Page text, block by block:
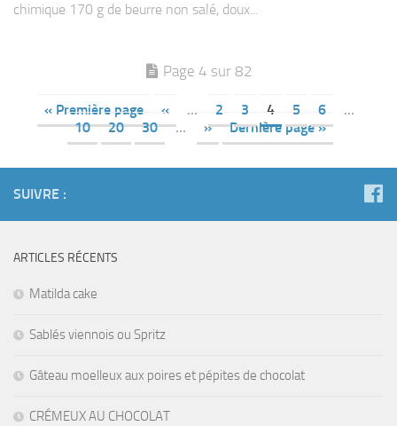
chimique 170 g de beurre non salé, doux...
Page 4 sur 82
« Première page « … 2 3 4 5 6
…
10
20 30 … » Dernière page »
SUIVRE :
ARTICLES RÉCENTS
Matilda cake
Sablés viennois ou Spritz
Gâteau moelleux aux poires et pépites de chocolat
CRÉMEUX AU CHOCOLAT